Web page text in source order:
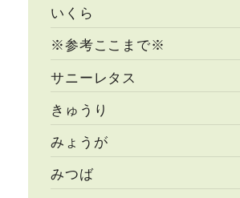
いくら
※参考ここまで※
サニーレタス
きゅうり
みょうが
みつば